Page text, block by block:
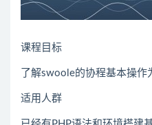
课程目标
了解swoole的协程基本操
适用人群